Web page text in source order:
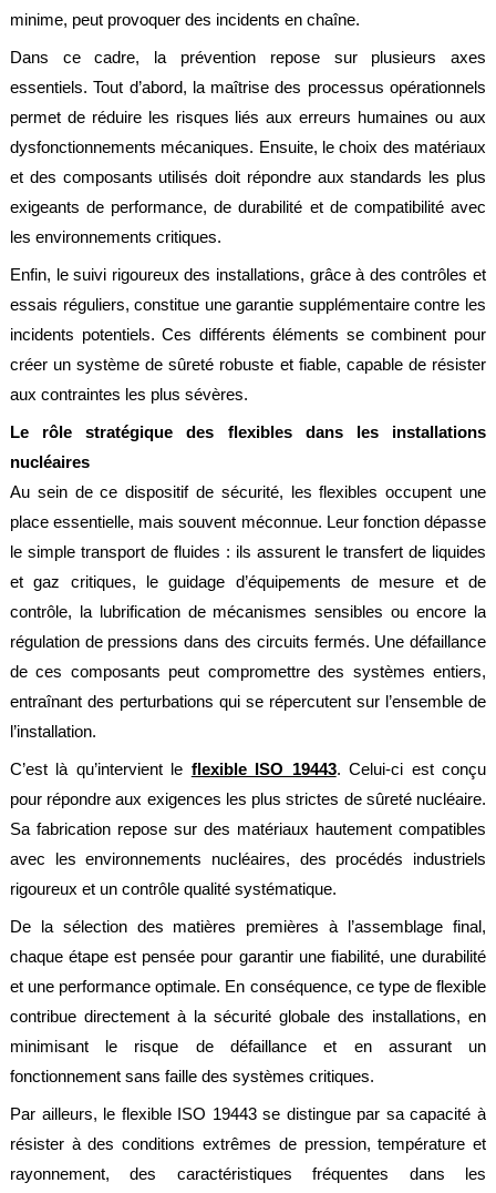
minime, peut provoquer des incidents en chaîne.
Dans ce cadre, la prévention repose sur plusieurs axes
essentiels. Tout d’abord, la maîtrise des processus opérationnels
permet de réduire les risques liés aux erreurs humaines ou aux
dysfonctionnements mécaniques. Ensuite, le choix des matériaux
et des composants utilisés doit répondre aux standards les plus
exigeants de performance, de durabilité et de compatibilité avec
les environnements critiques.
Enfin, le suivi rigoureux des installations, grâce à des contrôles et
essais réguliers, constitue une garantie supplémentaire contre les
incidents potentiels. Ces différents éléments se combinent pour
créer un système de sûreté robuste et fiable, capable de résister
aux contraintes les plus sévères.
Le rôle stratégique des flexibles dans les installations
nucléaires
Au sein de ce dispositif de sécurité, les flexibles occupent une
place essentielle, mais souvent méconnue. Leur fonction dépasse
le simple transport de fluides : ils assurent le transfert de liquides
et gaz critiques, le guidage d’équipements de mesure et de
contrôle, la lubrification de mécanismes sensibles ou encore la
régulation de pressions dans des circuits fermés. Une défaillance
de ces composants peut compromettre des systèmes entiers,
entraînant des perturbations qui se répercutent sur l’ensemble de
l’installation.
C’est là qu’intervient le flexible ISO 19443. Celui-ci est conçu
pour répondre aux exigences les plus strictes de sûreté nucléaire.
Sa fabrication repose sur des matériaux hautement compatibles
avec les environnements nucléaires, des procédés industriels
rigoureux et un contrôle qualité systématique.
De la sélection des matières premières à l’assemblage final,
chaque étape est pensée pour garantir une fiabilité, une durabilité
et une performance optimale. En conséquence, ce type de flexible
contribue directement à la sécurité globale des installations, en
minimisant le risque de défaillance et en assurant un
fonctionnement sans faille des systèmes critiques.
Par ailleurs, le flexible ISO 19443 se distingue par sa capacité à
résister à des conditions extrêmes de pression, température et
rayonnement, des caractéristiques fréquentes dans les